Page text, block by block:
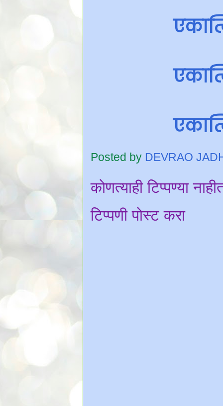
Posted by DEVRAO
कोणत्याही टिप्पण्‍या
टिप्पणी पोस्ट करा